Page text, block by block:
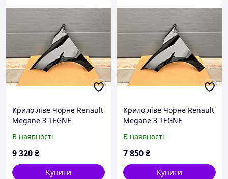
Крило ліве Чорне Renault
Megane 3 TEGNE
В наявності
9 320₴
Купити
Крило ліве Чорне Renault
Megane 3 TEGNE
В наявності
7 850₴
Купити